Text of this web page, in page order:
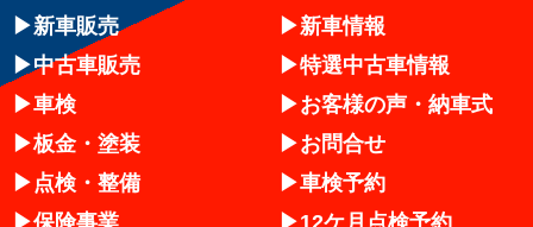
新車販売
中古車販売
車検
板金・塗装
点検・整備
保険事業
新車情報
特選中古車情報
お客様の声・納車式
お問合せ
車検予約
12ケ月点検予約